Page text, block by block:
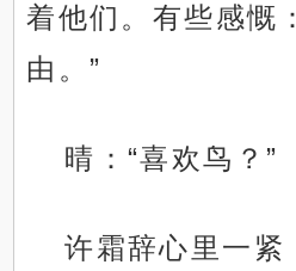
着他们。有些感慨
由。”
晴：“喜欢鸟？”
许霜辞心里一紧